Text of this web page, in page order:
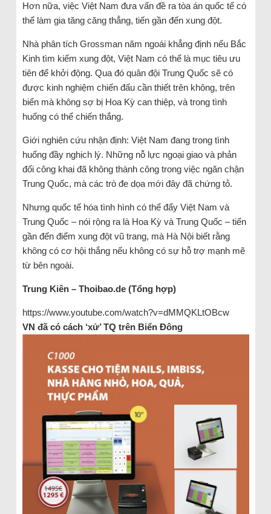
Hơn nữa, việc Việt Nam đưa vấn đề ra tòa án quốc tế có
thể làm gia tăng căng thẳng, tiến gần đến xung đột.
Nhà phân tích Grossman năm ngoái khẳng định nếu Bắc
Kinh tìm kiếm xung đột, Việt Nam có thể là mục tiêu ưu
tiên để khởi động. Qua đó quân đội Trung Quốc sẽ có
được kinh nghiệm chiến đấu cần thiết trên không, trên
biển mà không sợ bị Hoa Kỳ can thiệp, và trong tình
huống có thể chiến thắng.
Giới nghiên cứu nhận định: Việt Nam đang trong tình
huống đầy nghịch lý. Những nỗ lực ngoại giao và phản
đối công khai đã không thành công trong việc ngăn chận
Trung Quốc, mà các trò đe dọa mới đây đã chứng tỏ.
Nhưng quốc tế hóa tình hình có thể đẩy Việt Nam và
Trung Quốc – nói rộng ra là Hoa Kỳ và Trung Quốc – tiến
gần đến điểm xung đột vũ trang, mà Hà Nội biết rằng
không có cơ hội thắng nếu không có sự hỗ trợ mạnh mẽ
từ bên ngoài.
Trung Kiên – Thoibao.de (Tổng hợp)
https://www.youtube.com/watch?v=dMMQKLtOBcw
VN đã có cách ‘xử’ TQ trên Biển Đông